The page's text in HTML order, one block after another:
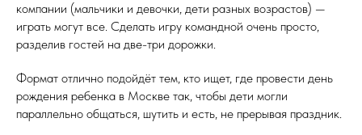
компании (мальчики и девочки, дети разных возрастов) —
играть могут все. Сделать игру командной очень просто,
разделив гостей на две-три дорожки.
Формат отлично подойдёт тем, кто ищет, где провести день
рождения ребенка в Москве так, чтобы дети могли
параллельно общаться, шутить и есть, не прерывая праздник.